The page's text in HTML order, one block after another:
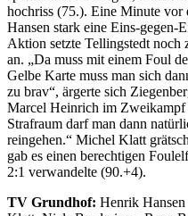
hochriss (75.). Eine Minute vor
Hansen stark eine Eins-gegen-
Aktion setzte Tellingstedt
an. „Da muss mit einem Foul
Gelbe Karte muss man sich
zu brav“, ärgerte sich
Marcel Heinrich im
Strafraum darf man dann
reingehen.“ Michel Klatt
gab es einen berechtigen
2:1 verwandelte (90.+4).
TV Grundhof: Henrik